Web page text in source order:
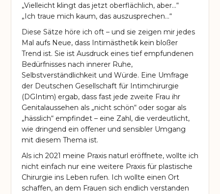
„Vielleicht klingt das jetzt oberflächlich, aber…“
„Ich traue mich kaum, das auszusprechen…“
Diese Sätze höre ich oft – und sie zeigen mir jedes
Mal aufs Neue, dass Intimästhetik kein bloßer
Trend ist. Sie ist Ausdruck eines tief empfundenen
Bedürfnisses nach innerer Ruhe,
Selbstverständlichkeit und Würde. Eine Umfrage
der Deutschen Gesellschaft für Intimchirurgie
(DGIntim) ergab, dass fast jede zweite Frau ihr
Genitalaussehen als „nicht schön“ oder sogar als
„hässlich“ empfindet – eine Zahl, die verdeutlicht,
wie dringend ein offener und sensibler Umgang
mit diesem Thema ist.
Als ich 2021 meine Praxis naturl eröffnete, wollte ich
nicht einfach nur eine weitere Praxis für plastische
Chirurgie ins Leben rufen. Ich wollte einen Ort
schaffen, an dem Frauen sich endlich verstanden